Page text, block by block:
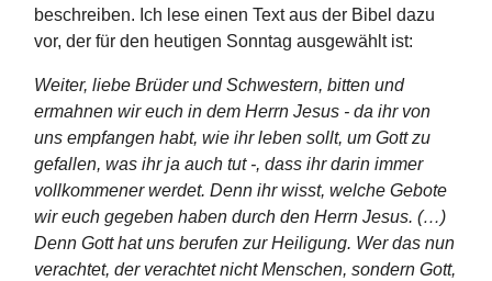
beschreiben. Ich lese einen Text aus der Bibel dazu
vor, der für den heutigen Sonntag ausgewählt ist:
Weiter, liebe Brüder und Schwestern, bitten und
ermahnen wir euch in dem Herrn Jesus - da ihr von
uns empfangen habt, wie ihr leben sollt, um Gott zu
gefallen, was ihr ja auch tut -, dass ihr darin immer
vollkommener werdet. Denn ihr wisst, welche Gebote
wir euch gegeben haben durch den Herrn Jesus. (…)
Denn Gott hat uns berufen zur Heiligung. Wer das nun
verachtet, der verachtet nicht Menschen, sondern Gott,